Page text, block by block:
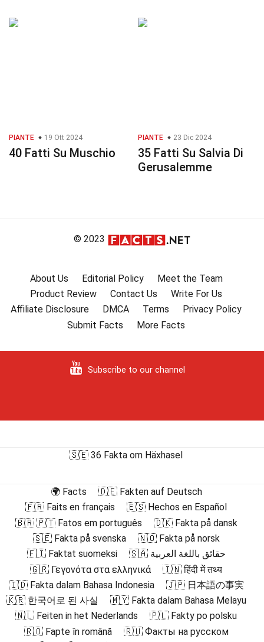
PIANTE 19 Ott 2024
40 Fatti Su Muschio
PIANTE 23 Dic 2024
35 Fatti Su Salvia Di
Gerusalemme
© 2023
About Us Editorial Policy
Meet the Team
Product Review
Contact Us
Write For Us
Affiliate Disclosure
DMCA Terms
Privacy Policy
Submit Facts
More Facts
Subscribe to our channel
🇸🇪 36 Fakta om Häxhasel
🌍 Facts
🇩🇪 Fakten auf Deutsch
🇫🇷 Faits en français
🇪🇸 Hechos en Español
🇧🇷 🇵🇹 Fatos em português
🇩🇰 Fakta på dansk
🇸🇪 Fakta på svenska
🇳🇴 Fakta på norsk
🇫🇮 Faktat suomeksi
🇸🇦 حقائق باللغة العربية
🇬🇷 Γεγονότα στα ελληνικά
🇮🇳 हिंदी में तथ्य
🇮🇩 Fakta dalam Bahasa Indonesia
🇯🇵 日本語の事実
🇰🇷 한국어로 된 사실
🇲🇾 Fakta dalam Bahasa Melayu
🇳🇱 Feiten in het Nederlands
🇵🇱 Fakty po polsku
🇷🇴 Fapte în română
🇷🇺 Факты на русском